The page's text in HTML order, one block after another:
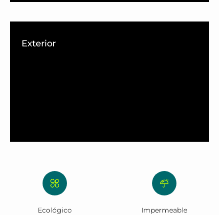
Exterior
Ecológico Impermeable